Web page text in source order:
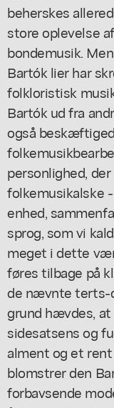
beherskes
store oplevelse
bondemusik.
Bartók lier har
folkloristisk
Bartók ud fra
også
personlighed,
folkemusikalske
enhed,
sprog, som vi
meget i dette
føres tilbage på
de nævnte terts-
grund hævdes, at
sidesatsens og
alment og et
blomstrer den
forbavsende